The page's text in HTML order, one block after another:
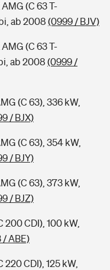
(C 63 T-
ab 2008 (0999 / BJV)
(C 63 T-
ab 2008 (0999 /
(C 63), 336 kW,
/ BJX)
(C 63), 354 kW,
/ BJY)
(C 63), 373 kW,
/ BJZ)
CDI), 100 kW,
/ ABE)
CDI), 125 kW,